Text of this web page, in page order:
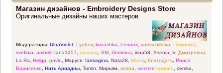
прекрасных идей
Магазин дизайнов - Embroidery Designs Store
Оригинальные дизайны наших мастеров
Модераторы: UltraViolet, Lyubov, kuzashka, Lennox, yamschikova, Пимошка,
svetlaia, anibell, tana1257, marimay, SM, Domnina, irina58, Xsenia_V, Дмитревна,
La Ra, Helga, pavlu, Маруся, farmagina, Nata28, Mazzy, благодать, Раиса
Борисенко, Нить Ариадны, Tomin, Мирьям, sosna, svmmm, крохин, cemka,